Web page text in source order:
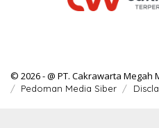
© 2026 - @ PT. Cakrawarta Megah
Pedoman Media Siber